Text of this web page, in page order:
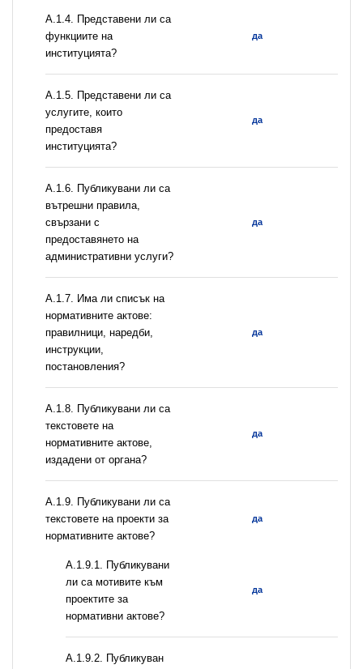
А.1.4. Представени ли са
функциите на
институцията?
да
А.1.5. Представени ли са
услугите, които
предоставя
институцията?
да
А.1.6. Публикувани ли са
вътрешни правила,
свързани с
предоставянето на
административни услуги?
да
А.1.7. Има ли списък на
нормативните актове:
правилници, наредби,
инструкции,
постановления?
да
А.1.8. Публикувани ли са
текстовете на
нормативните актове,
издадени от органа?
да
А.1.9. Публикувани ли са
текстовете на проекти за
нормативните актове?
да
А.1.9.1. Публикувани
ли са мотивите към
проектите за
нормативни актове?
да
А.1.9.2. Публикуван